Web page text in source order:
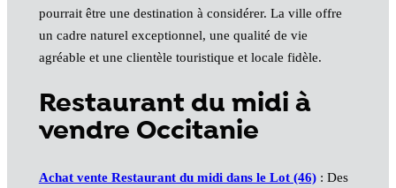
pourrait être une destination à considérer. La ville offre
un cadre naturel exceptionnel, une qualité de vie
agréable et une clientèle touristique et locale fidèle.
Restaurant du midi à
vendre Occitanie
Achat vente Restaurant du midi dans le Lot (46): Des